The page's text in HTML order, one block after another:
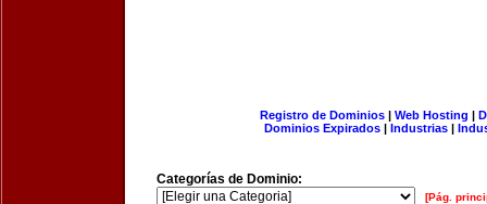
Registro de Dominios| Web Hosting |
Dominios Expirados | Industrias |
Categorías de Dominio:
[Pág.